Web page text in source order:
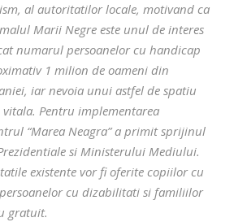
al autoritatilor locale, motivand ca
Marii Negre este unul de interes
numarul persoanelor cu handicap
1 milion de oameni din
iar nevoia unui astfel de spatiu
Pentru implementarea
“Marea Neagra” a primit sprijinul
si Ministerului Mediului.
existente vor fi oferite copiilor cu
cu dizabilitati si familiilor
gratuit.